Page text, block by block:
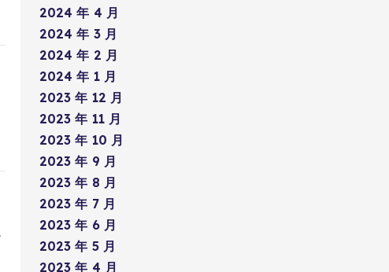
2024 年 4 月
2024 年 3 月
2024 年 2 月
2024 年 1 月
2023 年 12 月
2023 年 11 月
2023 年 10 月
2023 年 9 月
2023 年 8 月
2023 年 7 月
2023 年 6 月
2023 年 5 月
2023 年 4 月